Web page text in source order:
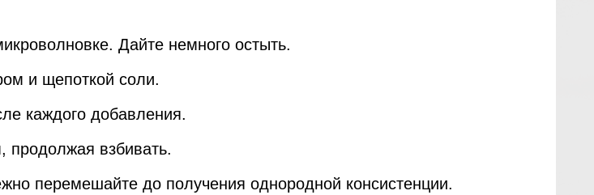
Дайте немного остыть.
и щепоткой соли.
каждого добавления.
продолжая взбивать.
перемешайте до получения однородной консистенции.